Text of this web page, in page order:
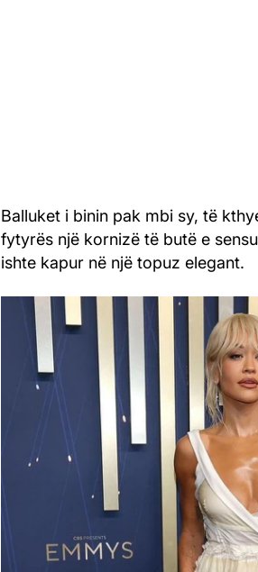
Balluket i binin pak mbi sy, të
fytyrës një kornizë të butë e
ishte kapur në një topuz elegant.